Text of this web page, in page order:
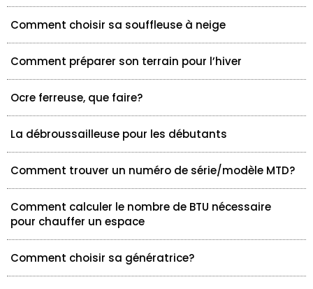
Comment choisir sa souffleuse à neige
Comment préparer son terrain pour l’hiver
Ocre ferreuse, que faire?
La débroussailleuse pour les débutants
Comment trouver un numéro de série/modèle MTD?
Comment calculer le nombre de BTU nécessaire
pour chauffer un espace
Comment choisir sa génératrice?